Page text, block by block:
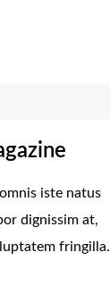
iste natus
dignissim at,
fringilla.